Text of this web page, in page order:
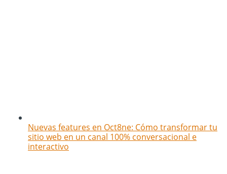
Nuevas features en Oct8ne: Cómo transformar tu
sitio web en un canal 100% conversacional e
interactivo